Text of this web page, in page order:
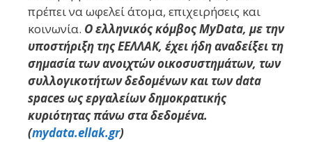
πρέπει να ωφελεί άτομα, επιχειρήσεις και
κοινωνία. Ο ελληνικός κόμβος MyData, με την
υποστήριξη της ΕΕΛΛΑΚ, έχει ήδη αναδείξει τη
σημασία των ανοιχτών οικοσυστημάτων, των
συλλογικοτήτων δεδομένων και των data
spaces ως εργαλείων δημοκρατικής
κυριότητας πάνω στα δεδομένα.
(mydata.ellak.gr)